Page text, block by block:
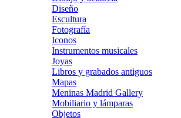
Diseño
Escultura
Fotografía
Iconos
Instrumentos musicales
Joyas
Libros y grabados antiguos
Mapas
Meninas Madrid Gallery
Mobiliario y lámparas
Objetos